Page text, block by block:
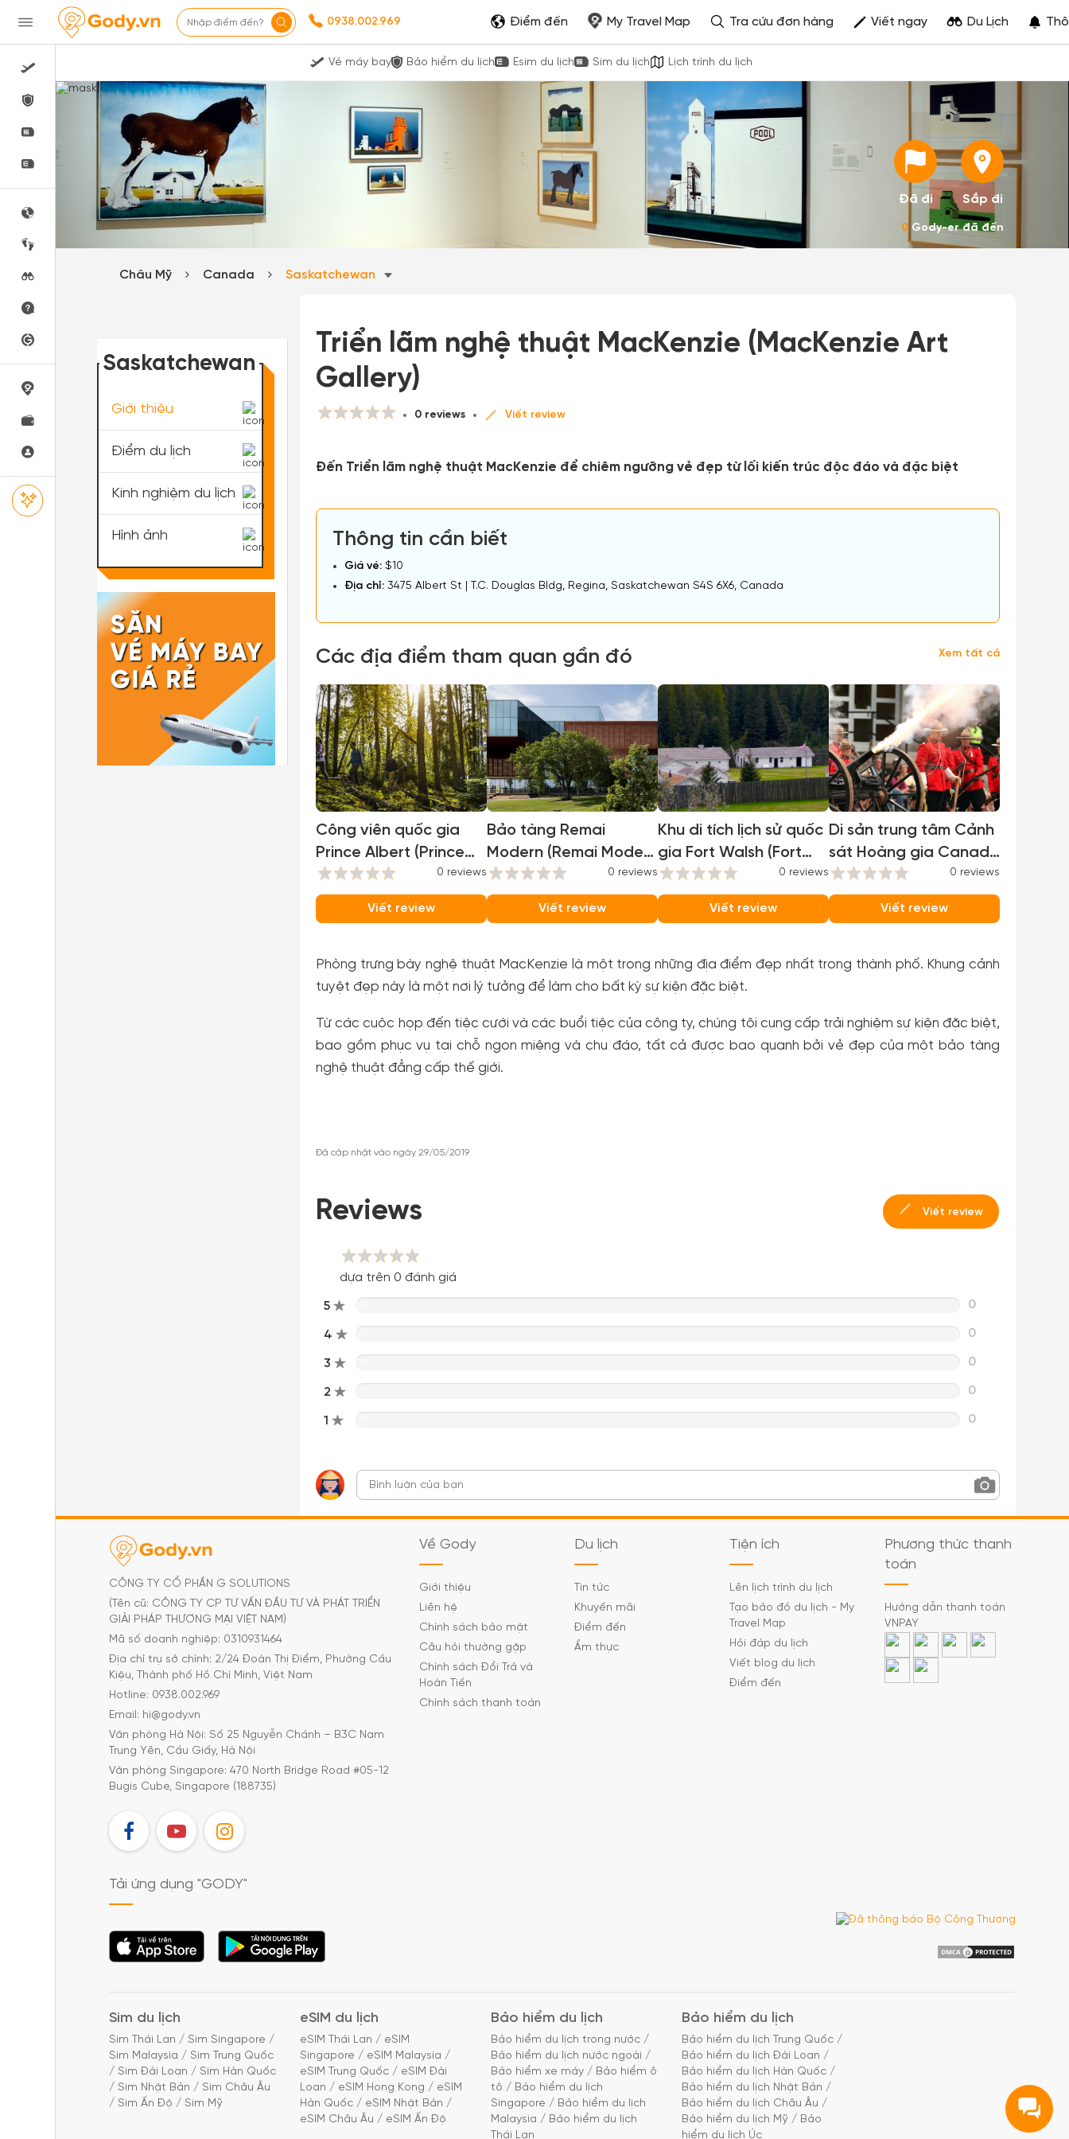
Nhập điểm đến? 0938.002.969 Điểm đến My Travel Map Tra cứu đơn hàng Viết ngay Du Lịch
Vé máy bay Bảo hiểm du lịch Esim du lịch Sim du lịch Lịch trình du lịch
Đã đi Sắp đi
0 Gody-er đã đến
Châu Mỹ Canada Saskatchewan
Triển lãm nghệ thuật MacKenzie (MacKenzie Art
Gallery)
0 reviews Viết review
Đến Triển lãm nghệ thuật MacKenzie để chiêm ngưỡng vẻ đẹp từ lối kiến trúc độc đáo và đặc biệt
Thông tin cần biết
Giá vé: $10
Địa chỉ: 3475 Albert St | T.C. Douglas Bldg, Regina, Saskatchewan S4S 6X6, Canada
Các địa điểm tham quan gần đó Xem tất cả
Công viên quốc gia
Prince Albert (Prince
Albert National Park)
0 reviews
Viết review
Bảo tàng Remai
Modern (Remai Modern
Museum)
0 reviews
Viết review
Khu di tích lịch sử quốc
gia Fort Walsh (Fort
Walsh National Historic
Site)
0 reviews
Viết review
Di sản trung tâm Cảnh
sát Hoàng gia Canada
(RCMP Heritage
Centre)
0 reviews
Viết review
Phòng trưng bày nghệ thuật MacKenzie là một trong những địa điểm đẹp nhất trong thành phố. Khung cảnh
tuyệt đẹp này là một nơi lý tưởng để làm cho bất kỳ sự kiện đặc biệt.
Từ các cuộc họp đến tiệc cưới và các buổi tiệc của công ty, chúng tôi cung cấp trải nghiệm sự kiện đặc biệt,
bao gồm phục vụ tại chỗ ngon miệng và chu đáo, tất cả được bao quanh bởi vẻ đẹp của một bảo tàng
nghệ thuật đẳng cấp thế giới.
Đã cập nhật vào ngày 29/05/2019
Reviews Viết review
dựa trên 0 đánh giá
5 0
4 0
3 0
2 0
1 0
Saskatchewan
Giới thiệu
Điểm du lịch
Kinh nghiệm du lịch
Hình ảnh
CÔNG TY CỔ PHẦN G SOLUTIONS
(Tên cũ: CÔNG TY CP TƯ VẤN ĐẦU TƯ VÀ PHÁT TRIỂN
GIẢI PHÁP THƯƠNG MẠI VIỆT NAM)
Mã số doanh nghiệp: 0310931464
Địa chỉ trụ sở chính: 2/24 Đoàn Thị Điểm, Phường Cầu
Kiệu, Thành phố Hồ Chí Minh, Việt Nam
Hotline: 0938.002.969
Email: hi@gody.vn
Văn phòng Hà Nội: Số 25 Nguyễn Chánh – B3C Nam
Trung Yên, Cầu Giấy, Hà Nội
Văn phòng Singapore: 470 North Bridge Road #05-12
Bugis Cube, Singapore (188735)
FB YT IG
Về Gody
Giới thiệu
Liên hệ
Chính sách bảo mật
Câu hỏi thường gặp
Chính sách Đổi Trả và
Hoàn Tiền
Chính sách thanh toán
Du lịch
Tin tức
Khuyến mãi
Điểm đến
Ẩm thực
Tiện ích
Lên lịch trình du lịch
Tạo bảo đồ du lịch - My
Travel Map
Hỏi đáp du lịch
Viết blog du lịch
Điểm đến
Phương thức thanh
toán
Hướng dẫn thanh toán
VNPAY
Tải ứng dụng "GODY"
Tải ứng dụng Tải ứng dụng
Sim du lịch
Sim Thái Lan / Sim Singapore /
Sim Malaysia / Sim Trung Quốc
/ Sim Đài Loan / Sim Hàn Quốc
/ Sim Nhật Bản / Sim Châu Âu
/ Sim Ấn Độ / Sim Mỹ
eSIM du lịch
eSIM Thái Lan / eSIM
Singapore / eSIM Malaysia /
eSIM Trung Quốc / eSIM Đài
Loan / eSIM Hong Kong / eSIM
Hàn Quốc / eSIM Nhật Bản /
eSIM Châu Âu / eSIM Ấn Độ
Bảo hiểm du lịch
Bảo hiểm du lịch trong nước /
Bảo hiểm du lịch nước ngoài /
Bảo hiểm xe máy / Bảo hiểm ô
tô / Bảo hiểm du lịch
Singapore / Bảo hiểm du lịch
Malaysia / Bảo hiểm du lịch
Thái Lan
Bảo hiểm du lịch
Bảo hiểm du lịch Trung Quốc /
Bảo hiểm du lịch Đài Loan /
Bảo hiểm du lịch Hàn Quốc /
Bảo hiểm du lịch Nhật Bản /
Bảo hiểm du lịch Châu Âu /
Bảo hiểm du lịch Mỹ / Bảo
hiểm du lịch Úc